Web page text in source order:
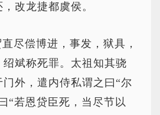
改龙捷都虞侯。
尽偿博进，事发，狱具，
斌称死罪。太祖知其骁
外，遣内侍私谓之曰“尔
“若恩贷臣死，当尽节以